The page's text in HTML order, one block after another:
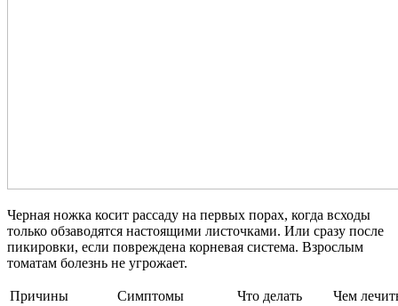
Черная ножка косит рассаду на первых порах, когда всходы
только обзаводятся настоящими листочками. Или сразу после
пикировки, если повреждена корневая система. Взрослым
томатам болезнь не угрожает.
Причины Симптомы Что делать Чем